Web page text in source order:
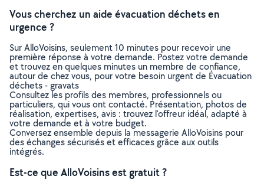
Vous cherchez un aide évacuation déchets en
urgence ?
Sur AlloVoisins, seulement 10 minutes pour recevoir une
première réponse à votre demande. Postez votre demande
et trouvez en quelques minutes un membre de confiance,
autour de chez vous, pour votre besoin urgent de Évacuation
déchets - gravats
Consultez les profils des membres, professionnels ou
particuliers, qui vous ont contacté. Présentation, photos de
réalisation, expertises, avis : trouvez l'offreur idéal, adapté à
votre demande et à votre budget.
Conversez ensemble depuis la messagerie AlloVoisins pour
des échanges sécurisés et efficaces grâce aux outils
intégrés.
Est-ce que AlloVoisins est gratuit ?